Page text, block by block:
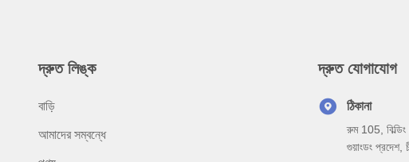
দ্রুত লিঙ্ক
বাড়ি
আমাদের সম্বন্ধে
দ্রুত যোগাযোগ
ঠিকানা
রুম 105, বিল্ডিং
গুয়াংডং প্রদেশ,